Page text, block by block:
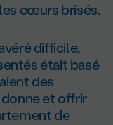
cœurs brisés.
difficile,
était basé
des
et offrir
de